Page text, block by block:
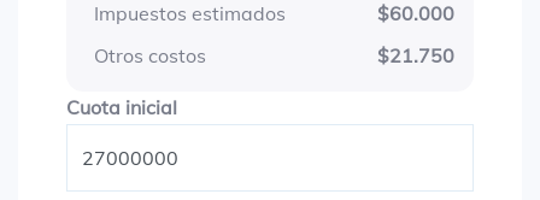
Impuestos estimados
$60.000
Otros costos
$21.750
Cuota inicialCuota inicial